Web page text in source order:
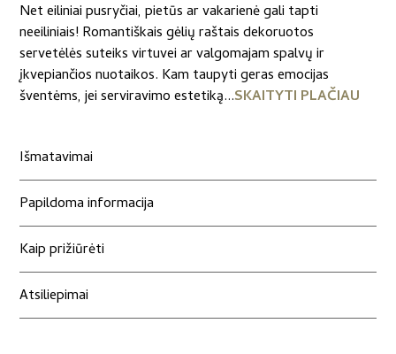
Net eiliniai pusryčiai, pietūs ar vakarienė gali tapti
neeiliniais! Romantiškais gėlių raštais dekoruotos
servetėlės suteiks virtuvei ar valgomajam spalvų ir
įkvepiančios nuotaikos. Kam taupyti geras emocijas
šventėms, jei serviravimo estetiką...SKAITYTI PLAČIAU
Išmatavimai
Papildoma informacija
Kaip prižiūrėti
Atsiliepimai